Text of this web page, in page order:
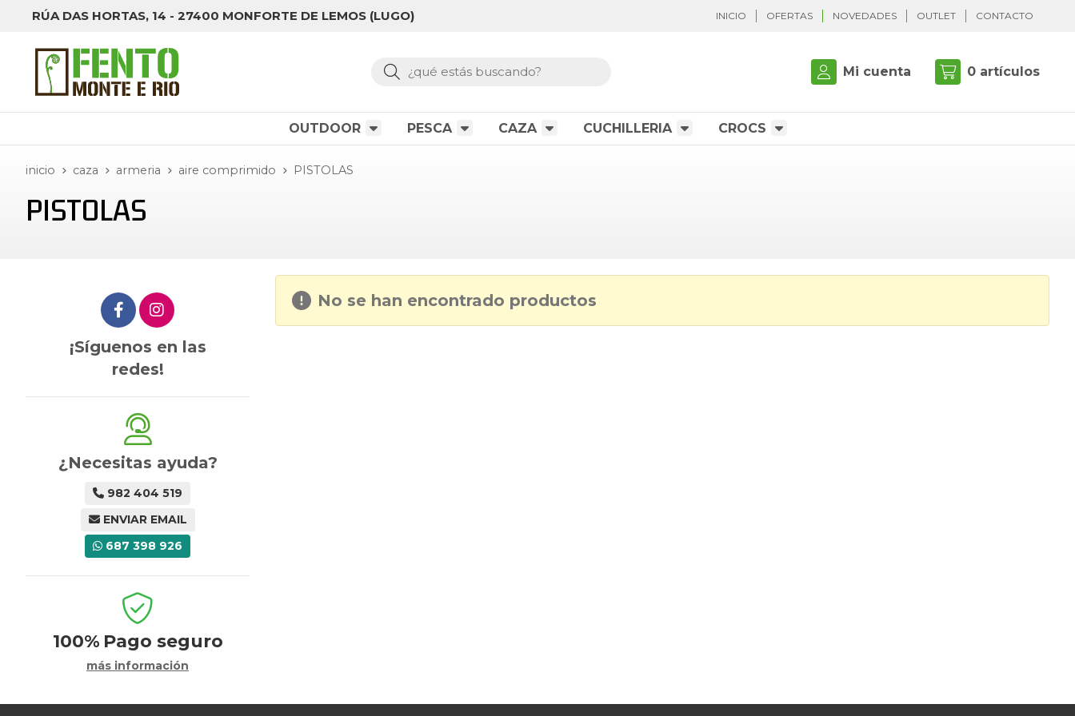
RÚA DAS HORTAS, 14 - 27400 MONFORTE DE LEMOS (LUGO) INICIO OFERTAS NOVEDADES OUTLET CONTACTO
Buscar Mi cuenta 0 artículos
OUTDOOR PESCA CAZA CUCHILLERIA CROCS
inicio caza armeria aire comprimido PISTOLAS
PISTOLAS
No se han encontrado productos
¡Síguenos en las
redes!
¿Necesitas ayuda?
982 404 519
ENVIAR EMAIL
687 398 926
100% Pago seguro
más información